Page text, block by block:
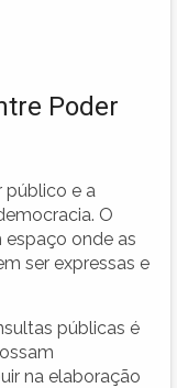
Poder
público e a
O
onde as
ser expressas e
públicas é
na elaboração